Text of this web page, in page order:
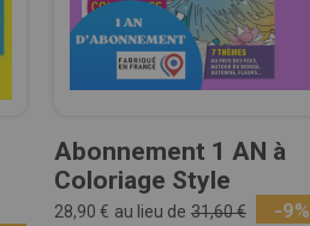
Abonnement 1 AN à
Coloriage Style
28,90 € au lieu de 31,60 € -9%